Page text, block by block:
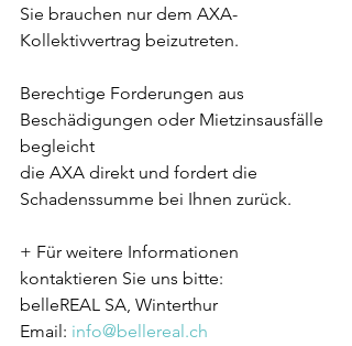
Sie brauchen nur dem AXA-
Kollektivvertrag beizutreten.
Berechtige Forderungen aus
Beschädigungen oder Mietzinsausfälle
begleicht
die AXA direkt und fordert die
Schadenssumme bei Ihnen zurück.
+ Für weitere Informationen
kontaktieren Sie uns bitte:
belleREAL SA, Winterthur
Email: info@bellereal.ch